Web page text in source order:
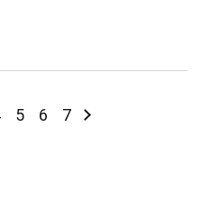
reading page
Page
5 Page
6 Page
7 Page
Suivant